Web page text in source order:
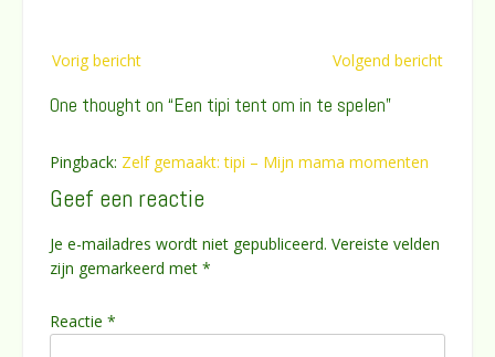
navigatie
Vorig bericht Volgend bericht
One thought on “Een tipi tent om in te spelen”
Pingback: Zelf gemaakt: tipi – Mijn mama momenten
Geef een reactie
Je e-mailadres wordt niet gepubliceerd. Vereiste velden
zijn gemarkeerd met *
Reactie *